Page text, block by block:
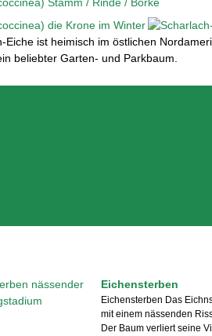
Eiche ist heimisch im östlichen
beliebter Garten- und Parkbaum.
Eichensterben
Eichensterben Das
mit einem nässenden
Der Baum verliert seine